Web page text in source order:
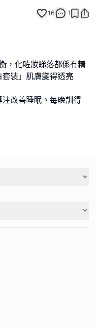
16 1
，化咗妝睇落都係冇精
裝」肌膚變得透亮
改善睡眠。每晚訓得